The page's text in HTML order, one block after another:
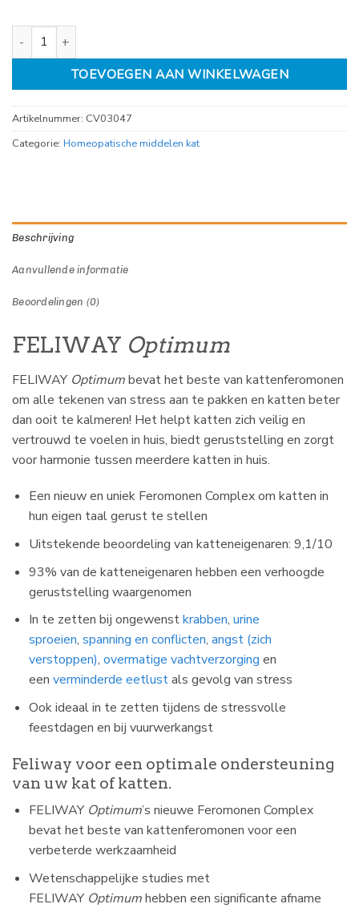
Feliway Optimum aantal
TOEVOEGEN AAN WINKELWAGEN
Artikelnummer: CV03047
Categorie: Homeopatische middelen kat
Beschrijving
Aanvullende informatie
Beoordelingen (0)
FELIWAY Optimum
FELIWAY Optimumbevat het beste van kattenferomonen
om alle tekenen van stress aan te pakken en katten beter
dan ooit te kalmeren! Het helpt katten zich veilig en
vertrouwd te voelen in huis, biedt geruststelling en zorgt
voor harmonie tussen meerdere katten in huis.
Een nieuw en uniek Feromonen Complex om katten in
hun eigen taal gerust te stellen
Uitstekende beoordeling van katteneigenaren: 9,1/10
93% van de katteneigenaren hebben een verhoogde
geruststelling waargenomen
In te zetten bij ongewenstkrabben, urine
sproeien, spanning en conflicten, angst (zich
verstoppen), overmatige vachtverzorging en
een verminderde eetlustals gevolg van stress
Ook ideaal in te zetten tijdens de stressvolle
feestdagen en bij vuurwerkangst
Feliway voor een optimale ondersteuning
van uw kat of katten.
FELIWAY Optimum’s nieuwe Feromonen Complex
bevat het beste van kattenferomonen voor een
verbeterde werkzaamheid
Wetenschappelijke studies met
FELIWAY Optimumhebben een significante afname